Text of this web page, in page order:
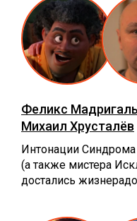
Феликс Мадригаль
Михаил Хрусталёв
Интонации
(а также мистера
достались